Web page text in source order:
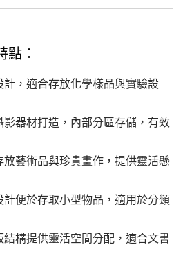
點：
，適合存放化學樣品與實驗設
器材打造，內部分區存儲，有效
藝術品與珍貴畫作，提供靈活懸
便於存取小型物品，適用於分類
構提供靈活空間分配，適合文書